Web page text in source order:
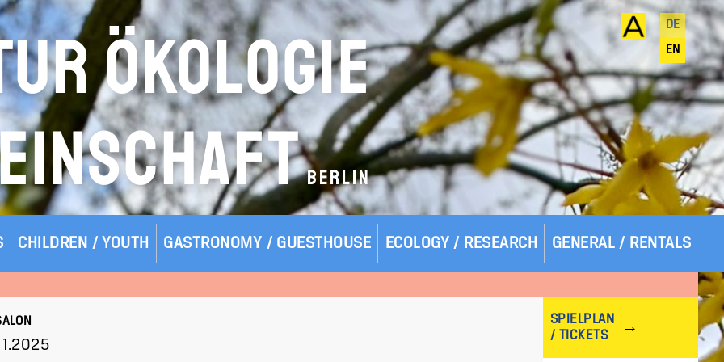
ÖKOLOGIE
BERLIN
DE
EN
CHILDREN / YOUTH GASTRONOMY / GUESTHOUSE ECOLOGY / RESEARCH GENERAL / RENTALS
SPIELPLAN
/ TICKETS